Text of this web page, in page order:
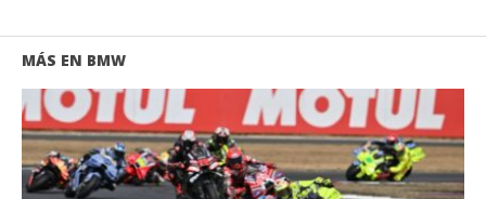
MÁS EN BMW